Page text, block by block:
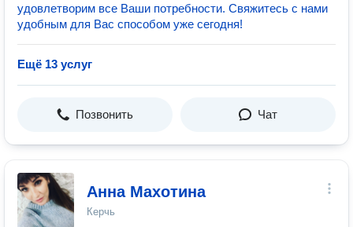
удовлетворим все Ваши потребности. Свяжитесь с нами
удобным для Вас способом уже сегодня!
Ещё 13 услуг
Позвонить Чат
Анна Махотина
Керчь